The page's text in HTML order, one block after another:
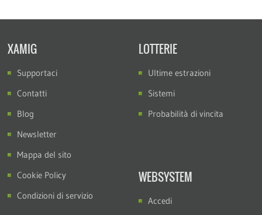
XAMIG
Supportaci
Contatti
Blog
Newsletter
Mappa del sito
Cookie Policy
Condizioni di servizio
LOTTERIE
Ultime estrazioni
Sistemi
Probabilità di vincita
WEBSYSTEM
Accedi